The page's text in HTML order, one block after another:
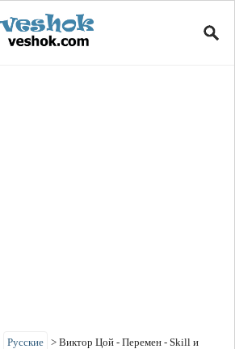
Русские > Виктор Цой - Перемен - Skill и